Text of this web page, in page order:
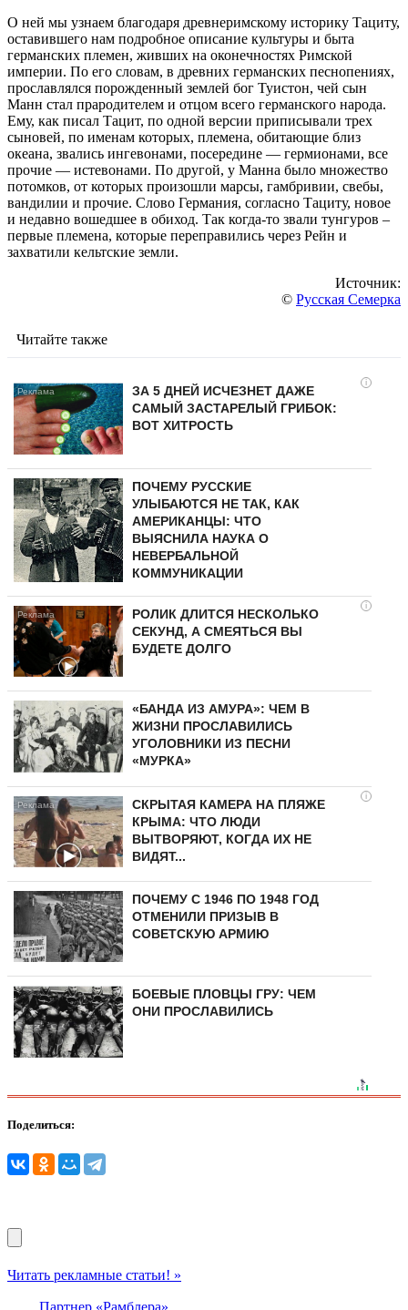
О ней мы узнаем благодаря древнеримскому историку Тациту,
оставившего нам подробное описание культуры и быта
германских племен, живших на оконечностях Римской
империи. По его словам, в древних германских песнопениях,
прославлялся порожденный землей бог Туистон, чей сын
Манн стал прародителем и отцом всего германского народа.
Ему, как писал Тацит, по одной версии приписывали трех
сыновей, по именам которых, племена, обитающие близ
океана, звались ингевонами, посередине — гермионами, все
прочие — истевонами. По другой, у Манна было множество
потомков, от которых произошли марсы, гамбривии, свебы,
вандилии и прочие. Слово Германия, согласно Тациту, новое
и недавно вошедшее в обиход. Так когда-то звали тунгуров –
первые племена, которые переправились через Рейн и
захватили кельтские земли.
Источник:
© Русская Семерка
Читайте также
i
ЗА 5 ДНЕЙ ИСЧЕЗНЕТ ДАЖЕ
САМЫЙ ЗАСТАРЕЛЫЙ ГРИБОК:
ВОТ ХИТРОСТЬ
ПОЧЕМУ РУССКИЕ
УЛЫБАЮТСЯ НЕ ТАК, КАК
АМЕРИКАНЦЫ: ЧТО
ВЫЯСНИЛА НАУКА О
НЕВЕРБАЛЬНОЙ
КОММУНИКАЦИИ
i
РОЛИК ДЛИТСЯ НЕСКОЛЬКО
СЕКУНД, А СМЕЯТЬСЯ ВЫ
БУДЕТЕ ДОЛГО
«БАНДА ИЗ АМУРА»: ЧЕМ В
ЖИЗНИ ПРОСЛАВИЛИСЬ
УГОЛОВНИКИ ИЗ ПЕСНИ
«МУРКА»
i
СКРЫТАЯ КАМЕРА НА ПЛЯЖЕ
КРЫМА: ЧТО ЛЮДИ
ВЫТВОРЯЮТ, КОГДА ИХ НЕ
ВИДЯТ...
ПОЧЕМУ С 1946 ПО 1948 ГОД
ОТМЕНИЛИ ПРИЗЫВ В
СОВЕТСКУЮ АРМИЮ
БОЕВЫЕ ПЛОВЦЫ ГРУ: ЧЕМ
ОНИ ПРОСЛАВИЛИСЬ
Поделиться:
Читать рекламные статьи! »
Партнер «Рамблера»